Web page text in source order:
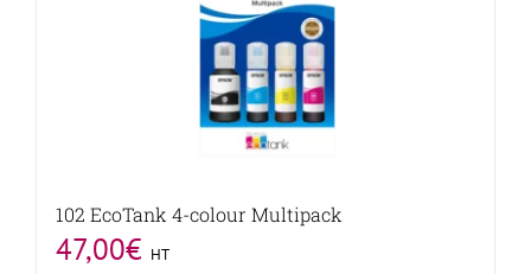
102 EcoTank 4-colour Multipack
47,00€ HT